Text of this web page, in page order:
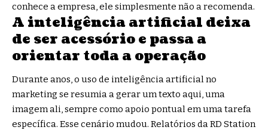
conhece a empresa, ele simplesmente não a recomenda.
A inteligência artificial deixa
de ser acessório e passa a
orientar toda a operação
Durante anos, o uso de inteligência artificial no
marketing se resumia a gerar um texto aqui, uma
imagem ali, sempre como apoio pontual em uma tarefa
específica. Esse cenário mudou. Relatórios da RD Station